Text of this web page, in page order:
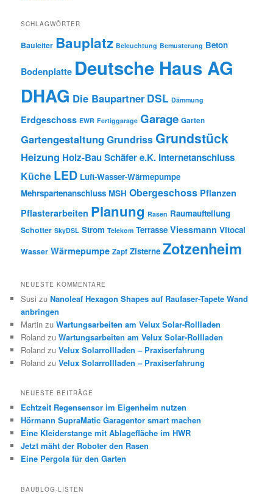
SCHLAGWÖRTER
Bauleiter Bauplatz Beleuchtung Bemusterung Beton
Bodenplatte Deutsche Haus AG
DHAG Die Baupartner DSL Dämmung
Erdgeschoss EWR Fertiggarage Garage Garten
Gartengestaltung Grundriss Grundstück
Heizung Holz-Bau Schäfer e.K. Internetanschluss
Küche LED Luft-Wasser-Wärmepumpe
Mehrspartenanschluss MSH Obergeschoss Pflanzen
Pflasterarbeiten Planung Rasen Raumaufteilung
Schotter SkyDSL Strom Telekom Terrasse Viessmann Vitocal
Wasser Wärmepumpe Zapf Zisterne Zotzenheim
NEUESTE KOMMENTARE
Susi zuNanoleaf Hexagon Shapes auf Raufaser-Tapete Wand
anbringen
Martin zuWartungsarbeiten am Velux Solar-Rollladen
Roland zuWartungsarbeiten am Velux Solar-Rollladen
Roland zuVelux Solarrollladen – Praxiserfahrung
Roland zuVelux Solarrollladen – Praxiserfahrung
NEUESTE BEITRÄGE
Echtzeit Regensensor im Eigenheim nutzen
Hörmann SupraMatic Garagentor smart machen
Eine Kleiderstange mit Ablagefläche im HWR
Jetzt mäht der Roboter den Rasen
Eine Pergola für den Garten
BAUBLOG-LISTEN